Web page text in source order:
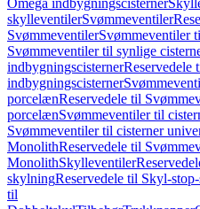
Omega indbygningscisterner
skylleventilerSvømmeventiler
SvømmeventilerSvømmeventiler
Svømmeventiler til synlige
indbygningscisternerReservedele
indbygningscisterner
porcelænReservedele til
porcelænSvømmeventiler til
Svømmeventiler til cisterner
MonolithReservedele til
MonolithSkylleventiler
skylningReservedele til Skyl-
til